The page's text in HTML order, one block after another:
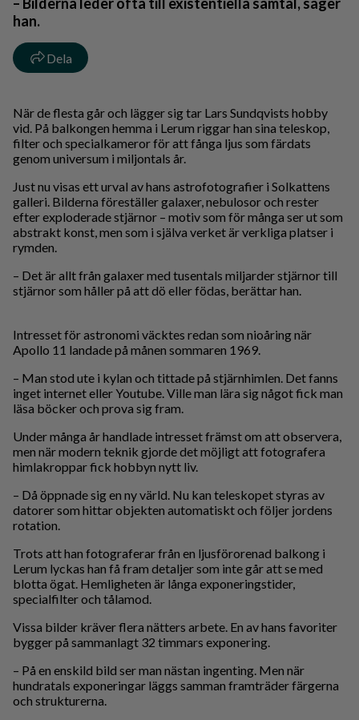
han.
Dela
När de flesta går och lägger sig tar Lars Sundqvists hobby
vid. På balkongen hemma i Lerum riggar han sina teleskop,
filter och specialkameror för att fånga ljus som färdats
genom universum i miljontals år.
Just nu visas ett urval av hans astrofotografier i Solkattens
galleri. Bilderna föreställer galaxer, nebulosor och rester
efter exploderade stjärnor – motiv som för många ser ut som
abstrakt konst, men som i själva verket är verkliga platser i
rymden.
– Det är allt från galaxer med tusentals miljarder stjärnor till
stjärnor som håller på att dö eller födas, berättar han.
Intresset för astronomi väcktes redan som nioåring när
Apollo 11 landade på månen sommaren 1969.
– Man stod ute i kylan och tittade på stjärnhimlen. Det fanns
inget internet eller Youtube. Ville man lära sig något fick man
läsa böcker och prova sig fram.
Under många år handlade intresset främst om att observera,
men när modern teknik gjorde det möjligt att fotografera
himlakroppar fick hobbyn nytt liv.
– Då öppnade sig en ny värld. Nu kan teleskopet styras av
datorer som hittar objekten automatiskt och följer jordens
rotation.
Trots att han fotograferar från en ljusförorenad balkong i
Lerum lyckas han få fram detaljer som inte går att se med
blotta ögat. Hemligheten är långa exponeringstider,
specialfilter och tålamod.
Vissa bilder kräver flera nätters arbete. En av hans favoriter
bygger på sammanlagt 32 timmars exponering.
– På en enskild bild ser man nästan ingenting. Men när
hundratals exponeringar läggs samman framträder färgerna
och strukturerna.